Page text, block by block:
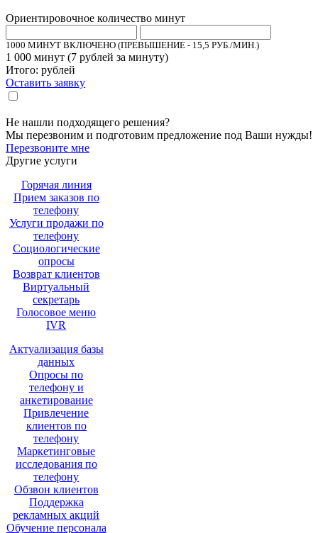
Ориентировочное количество минут
1000 МИНУТ ВКЛЮЧЕНО (ПРЕВЫШЕНИЕ - 15,5 РУБ./МИН.)
1 000 минут (7 рублей за минуту)
Итого: рублей
Оставить заявку
Не нашли подходящего решения?
Мы перезвоним и подготовим предложение под Ваши нужды!
Перезвоните мне
Другие услуги
Горячая линия
Прием заказов по
телефону
Услуги продажи по
телефону
Социологические
опросы
Возврат клиентов
Виртуальный
секретарь
Голосовое меню
IVR
Актуализация базы
данных
Опросы по
телефону и
анкетирование
Привлечение
клиентов по
телефону
Маркетинговые
исследования по
телефону
Обзвон клиентов
Поддержка
рекламных акций
Обучение персонала